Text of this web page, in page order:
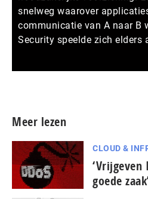
snelweg waarover
communicatie van A naar B
Security speelde zich elders
Meer lezen
CLOUD &
‘Vrijgeven
goede